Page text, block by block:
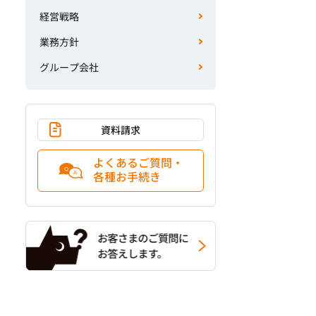
経営戦略
業務方針
グループ会社
資料請求
よくあるご質問・
各種お手続き